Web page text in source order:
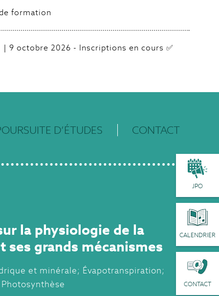
JPO
CALENDRIER
CONTACT
formation
9 octobre 2026 - Inscriptions en cours ✅
D’ÉTUDES CONTACT
la physiologie de la
ses grands mécanismes
et minérale; Évapotranspiration;